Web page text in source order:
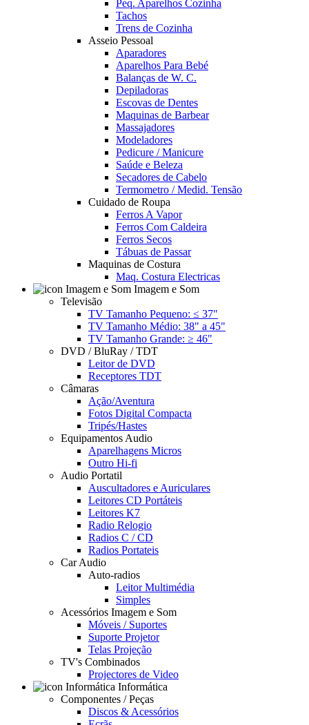
Peq. Aparelhos Cozinha
Tachos
Trens de Cozinha
Asseio Pessoal
Aparadores
Aparelhos Para Bebé
Balanças de W. C.
Depiladoras
Escovas de Dentes
Maquinas de Barbear
Massajadores
Modeladores
Pedicure / Manicure
Saúde e Beleza
Secadores de Cabelo
Termometro / Medid. Tensão
Cuidado de Roupa
Ferros A Vapor
Ferros Com Caldeira
Ferros Secos
Tábuas de Passar
Maquinas de Costura
Maq. Costura Electricas
Imagem e Som
Televisão
TV Tamanho Pequeno: ≤ 37"
TV Tamanho Médio: 38" a 45"
TV Tamanho Grande: ≥ 46"
DVD / BluRay / TDT
Leitor de DVD
Receptores TDT
Câmaras
Ação/Aventura
Fotos Digital Compacta
Tripés/Hastes
Equipamentos Audio
Aparelhagens Micros
Outro Hi-fi
Audio Portatil
Auscultadores e Auriculares
Leitores CD Portáteis
Leitores K7
Radio Relogio
Radios C / CD
Radios Portateis
Car Audio
Auto-radios
Leitor Multimédia
Simples
Acessórios Imagem e Som
Móveis / Suportes
Suporte Projetor
Telas Projeção
TV's Combinados
Projectores de Video
Informática
Componentes / Peças
Discos & Acessórios